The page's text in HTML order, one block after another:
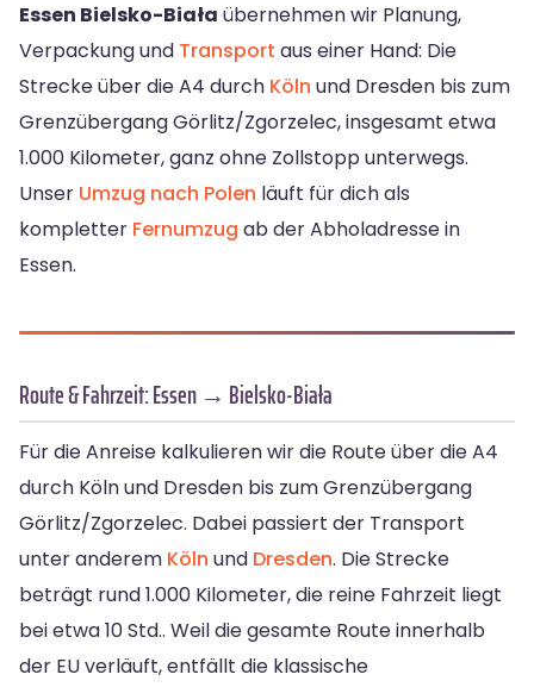
Essen Bielsko-Biała übernehmen wir Planung,
Verpackung und Transport aus einer Hand: Die
Strecke über die A4 durch Köln und Dresden bis zum
Grenzübergang Görlitz/Zgorzelec, insgesamt etwa
1.000 Kilometer, ganz ohne Zollstopp unterwegs.
Unser Umzug nach Polen läuft für dich als
kompletter Fernumzug ab der Abholadresse in
Essen.
Route & Fahrzeit: Essen → Bielsko-Biała
Für die Anreise kalkulieren wir die Route über die A4
durch Köln und Dresden bis zum Grenzübergang
Görlitz/Zgorzelec. Dabei passiert der Transport
unter anderem Köln und Dresden. Die Strecke
beträgt rund 1.000 Kilometer, die reine Fahrzeit liegt
bei etwa 10 Std.. Weil die gesamte Route innerhalb
der EU verläuft, entfällt die klassische